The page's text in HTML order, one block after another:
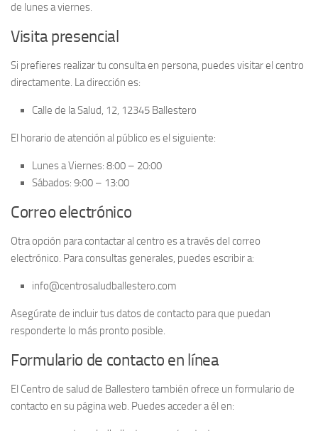
de lunes a viernes.
Visita presencial
Si prefieres realizar tu consulta en persona, puedes visitar el centro
directamente. La dirección es:
Calle de la Salud, 12, 12345 Ballestero
El horario de atención al público es el siguiente:
Lunes a Viernes: 8:00 – 20:00
Sábados: 9:00 – 13:00
Correo electrónico
Otra opción para contactar al centro es a través del correo
electrónico. Para consultas generales, puedes escribir a:
info@centrosaludballestero.com
Asegúrate de incluir tus datos de contacto para que puedan
responderte lo más pronto posible.
Formulario de contacto en línea
El Centro de salud de Ballestero también ofrece un formulario de
contacto en su página web. Puedes acceder a él en: